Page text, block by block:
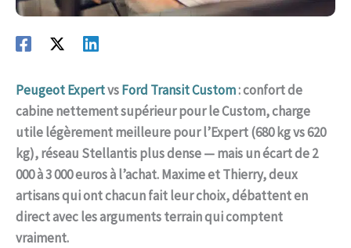
Peugeot ExpertvsFord Transit Custom: confort de
cabine nettement supérieur pour le Custom, charge
utile légèrement meilleure pour l’Expert (680 kg vs 620
kg), réseau Stellantis plus dense — mais un écart de 2
000 à 3 000 euros à l’achat. Maxime et Thierry, deux
artisans qui ont chacun fait leur choix, débattent en
direct avec les arguments terrain qui comptent
vraiment.